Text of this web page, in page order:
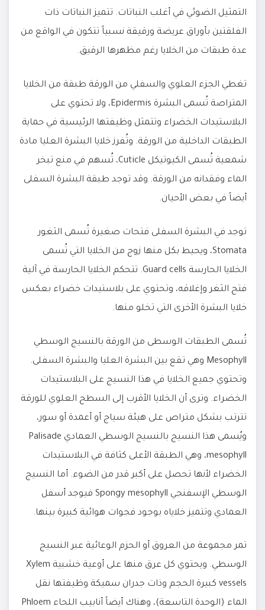
التمثيل الضوئي في أغلب النباتات. تتميز النباتات ذات
الفلقتين بأوراق عريضة ورقيقة نسبياً تتكون في الواقع من
عدة طبقات من الخلايا رغم مظهرها الرقيق.
تغطي الجزء العلوي والسفلي من الورقة طبقة من الخلايا
المتراصة تُسمى البشرة Epidermis، ولا تحتوي على
البلاستيدات الخضراء وتتمثل وظيفتها الرئيسية في حماية
الطبقات الداخلية من الورقة. وتُفرز خلايا البشرة العليا مادة
شمعية تُسمى الكيوتيكل Cuticle، تُسهم في منع تبخر
الماء وفقدانه من الورقة. وقد توجد طبقة البشرة السفلى
أيضاً في بعض الأحيان.
توجد في البشرة السفلى فتحات صغيرة تُسمى الثغور
Stomata، ويحيط بكل منها زوج من الخلايا التي تُسمى
الخلايا الحارسة Guard cells. تتحكم الخلايا الحارسة في آلية
فتح الثغر وإغلاقه، وتحتوي على بلاستيدات خضراء بعكس
خلايا البشرة الأخرى التي تخلو منها.
تُسمى الطبقات الوسطى من الورقة بالنسيج الوسطي
Mesophyll وهي تقع بين البشرة العليا والبشرة السفلى.
وتحتوي جميع الخلايا في هذا النسيج على البلاستيدات
الخضراء. وترى أن الخلايا الأقرب إلى السطح العلوي للورقة
تترتب بشكل متراص على هيئة سياج أو أعمدة أو سور،
ويُسمى هذا النسيج بالنسيج الوسطي العمادي Palisade
mesophyll، وهي الطبقة الأعلى كثافة في البلاستيدات
الخضراء لأنها تحصل على أكبر قدر من الضوء. أما النسيج
الوسطي الإسفنجي Spongy mesophyll فيوجد أسفل
العمادي وتتميز خلاياه بوجود فجوات هوائية كبيرة بينها.
تمر مجموعة من العروق أو الحزم الوعائية عبر النسيج
الوسطي. ويحتوي كل عرق منها على أوعية خشبية Xylem
vessels كبيرة الحجم وذات جدران سميكة وظيفتها نقل
الماء (الوحدة التاسعة)، وهناك أيضاً أنابيب اللحاء Phloem